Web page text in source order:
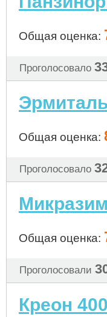
Общая оценка:
Проголосовало
Общая оценка:
Проголосовало
Микразим
Общая оценка:
Проголосовали
Креон